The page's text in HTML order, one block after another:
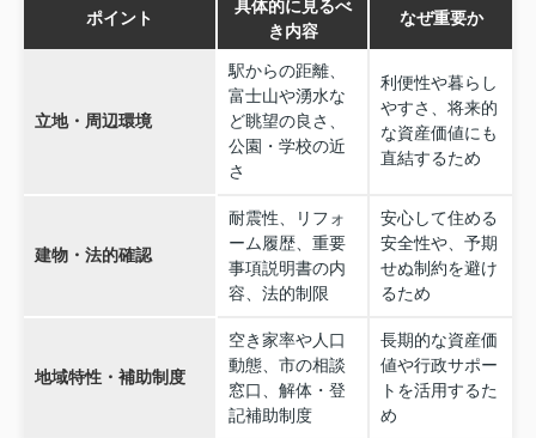
ポイント
具体的に見るべ
き内容
なぜ重要か
立地・周辺環境
駅からの距離、
富士山や湧水な
ど眺望の良さ、
公園・学校の近
さ
利便性や暮らし
やすさ、将来的
な資産価値にも
直結するため
建物・法的確認
耐震性、リフォ
ーム履歴、重要
事項説明書の内
容、法的制限
安心して住める
安全性や、予期
せぬ制約を避け
るため
地域特性・補助制度
空き家率や人口
動態、市の相談
窓口、解体・登
記補助制度
長期的な資産価
値や行政サポー
トを活用するた
め